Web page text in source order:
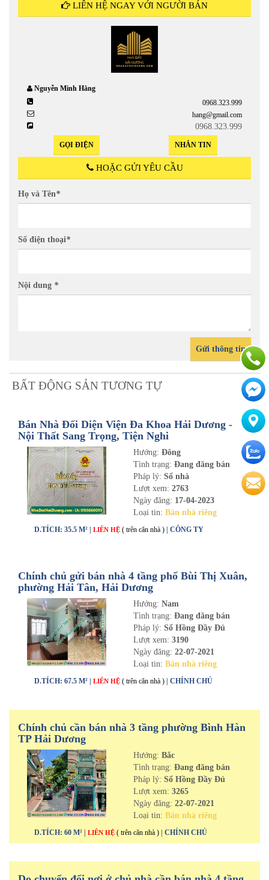
LIÊN HỆ NGAY VỚI NGƯỜI BÁN
Nguyễn Minh Hằng
0968.323.999
hang@gmail.com
0968.323.999
GỌI ĐIỆN NHẮN TIN
HOẶC GỬI YÊU CẦU
Họ và Tên*
Số điện thoại*
Nội dung *
Gửi thông tin
BẤT ĐỘNG SẢN TƯƠNG TỰ
Bán Nhà Đối Diện Viện Đa Khoa Hải Dương -
Nội Thất Sang Trọng, Tiện Nghi
Hướng: Đông
Tình trạng: Đang đăng bán
Pháp lý: Sổ nhà
Lượt xem: 2763
Ngày đăng: 17-04-2023
Loại tin: Bán nhà riêng
D.TÍCH: 35.5 M² | LIÊN HỆ ( trên căn nhà ) | CÔNG TY
Chính chủ gửi bán nhà 4 tầng phố Bùi Thị Xuân,
phường Hải Tân, Hải Dương
Hướng: Nam
Tình trạng: Đang đăng bán
Pháp lý: Sổ Hồng Đầy Đủ
Lượt xem: 3190
Ngày đăng: 22-07-2021
Loại tin: Bán nhà riêng
D.TÍCH: 67.5 M² | LIÊN HỆ ( trên căn nhà ) | CHÍNH CHỦ
Chính chủ cần bán nhà 3 tầng phường Bình Hàn
TP Hải Dương
Hướng: Bắc
Tình trạng: Đang đăng bán
Pháp lý: Sổ Hồng Đầy Đủ
Lượt xem: 3265
Ngày đăng: 22-07-2021
Loại tin: Bán nhà riêng
D.TÍCH: 60 M² | LIÊN HỆ ( trên căn nhà ) | CHÍNH CHỦ